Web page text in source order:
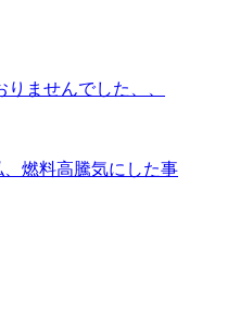
ませんでした、、
燃料高騰気にした事